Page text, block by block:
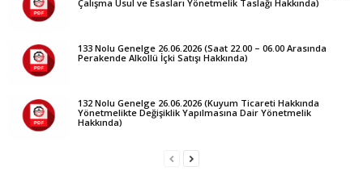
Çalışma Usul ve Esasları Yönetmelik Taslağı Hakkında)
133 Nolu Genelge 26.06.2026 (Saat 22.00 – 06.00 Arasında
Perakende Alkollü İçki Satışı Hakkında)
132 Nolu Genelge 26.06.2026 (Kuyum Ticareti Hakkında
Yönetmelikte Değişiklik Yapılmasına Dair Yönetmelik
Hakkında)